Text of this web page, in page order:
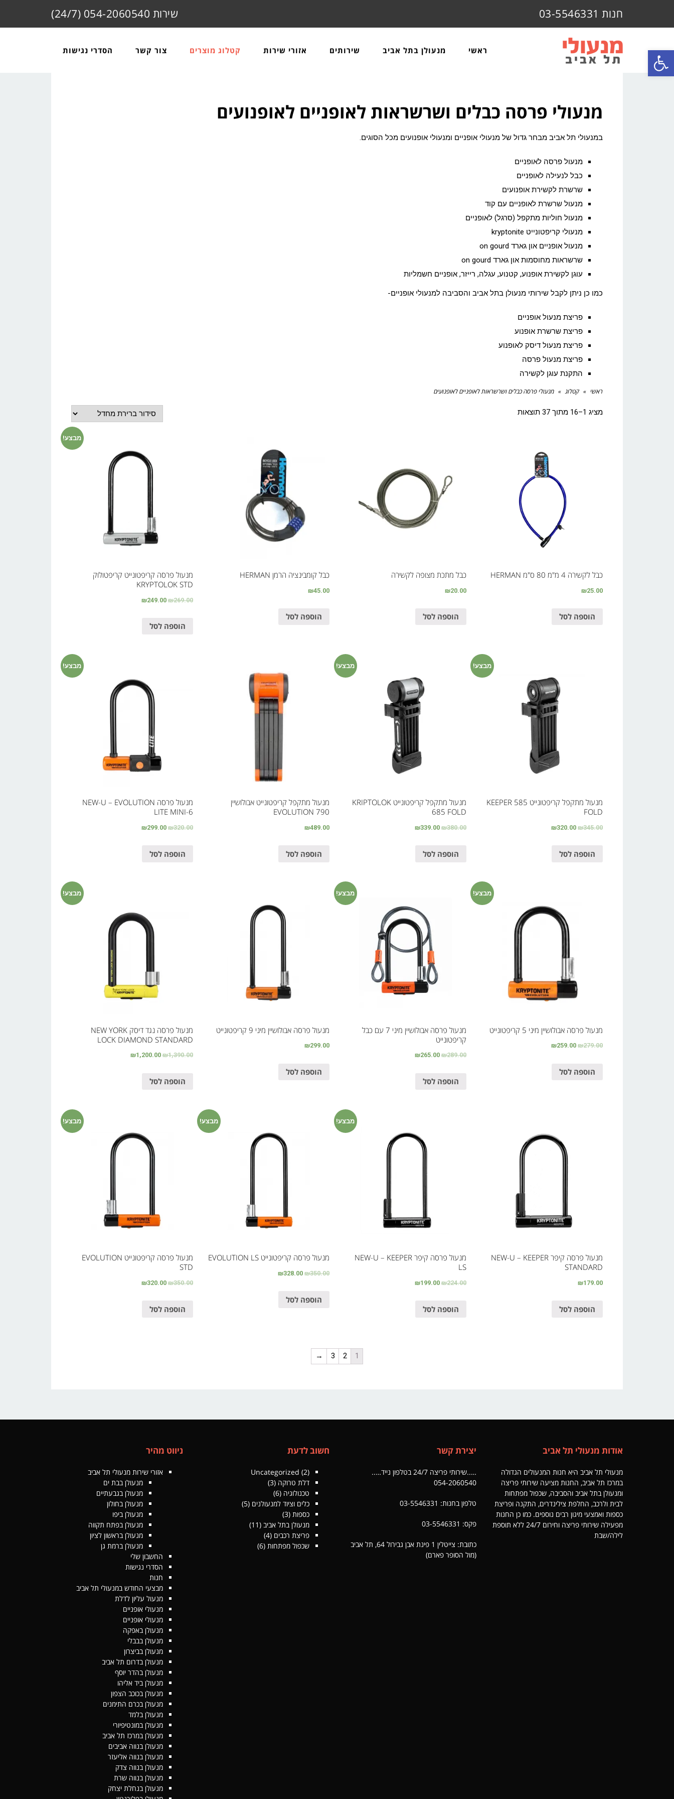
פתח סרגל נגישות
חנות 03-5546331 שירות 054-2060540 (24/7)
ראשי מנעולן בתל אביב שירותים אזורי שירות קטלוג מוצרים צור קשר הסדרי נגישות
מנעולי פרסה כבלים ושרשראות לאופניים לאופנועים
במנעולי תל אביב מבחר גדול של מנעולי אופניים ומנעולי אופנועים מכל הסוגים.
מנעול פרסה לאופניים
כבל לנעילה לאופניים
שרשרת לקשירת אופנועים
מנעול שרשרת לאופניים עם קוד
מנעול חוליות מתקפל (סרגל) לאופניים
מנעולי קריפטונייט kryptonite
מנעול אופניים און גארד on gourd
שרשראות מחוסמות און גארד on gourd
עוגן לקשירת אופנוע, קטנוע, עגלה, רייזר, אופניים חשמליות
כמו כן ניתן לקבל שירותי מנעולן בתל אביב והסביבה למנעולי אופניים-
פריצת מנעול אופניים
פריצת שרשרת אופנוע
פריצת מנעול דיסק לאופנוע
פריצת מנעול פרסה
התקנת עוגן לקשירה
ראשי » קטלוג » מנעולי פרסה כבלים ושרשראות לאופניים לאופנועים
מציג 1–16 מתוך 37 תוצאות
כבל לקשירה 4 מ"מ 80 ס"מ HERMAN
₪25.00
הוספה לסל
כבל מתכת מצופה לקשירה
₪20.00
הוספה לסל
כבל קומבינציה הרמן HERMAN
₪45.00
הוספה לסל
מבצע!
מנעול פרסה קריפטונייט קריפטולוק
KRYPTOLOK STD
₪269.00
₪249.00
הוספה לסל
מבצע!
מנעול מתקפל קריפטונייט KEEPER 585
FOLD
₪345.00
₪320.00
הוספה לסל
מבצע!
מנעול מתקפל קריפטונייט KRIPTOLOK
685 FOLD
₪380.00
₪339.00
הוספה לסל
מנעול מתקפל קריפטונייט אבולושיין
EVOLUTION 790
₪489.00
הוספה לסל
מבצע!
מנעול פרסה NEW-U – EVOLUTION
LITE MINI-6
₪320.00
₪299.00
הוספה לסל
מבצע!
מנעול פרסה אבולושיין מיני 5 קריפטונייט
₪279.00
₪259.00
הוספה לסל
מבצע!
מנעול פרסה אבולושיין מיני 7 עם כבל
קריפטונייט
₪289.00
₪265.00
הוספה לסל
מנעול פרסה אבולושיין מיני 9 קריפטונייט
₪299.00
הוספה לסל
מבצע!
מנעול פרסה נגד דיסק NEW YORK
LOCK DIAMOND STANDARD
₪1,390.00
₪1,200.00
הוספה לסל
מנעול פרסה קיפר NEW-U – KEEPER
STANDARD
₪179.00
הוספה לסל
מבצע!
מנעול פרסה קיפר NEW-U – KEEPER
LS
₪224.00
₪199.00
הוספה לסל
מבצע!
מנעול פרסה קריפטונייט EVOLUTION LS
₪350.00
₪328.00
הוספה לסל
מבצע!
מנעול פרסה קריפטונייט EVOLUTION
STD
₪350.00
₪320.00
הוספה לסל
1
2
3
→
אודות מנעולי תל אביב
מנעולי תל אביב היא חנות המנעולים הגדולה
במרכז תל אביב, החנות מציעה שירותי פריצה
ומנעולן בתל אביב והסביבה, שכפול מפתחות
לבית ולרכב, החלפת צילינדרים, התקנה ופריצת
כספות ואמצעי מיגון רבים נוספים. כמו כן החנות
מפעילה שירותי פריצה וחירום 24/7 ללא תוספת
לילה/שבת
יצירת קשר
…..שירותי פריצה 24/7 בטלפון נייד…..
054-2060540
טלפון בחנות: 03-5546331
פקס: 03-5546331
כתובת: צייטלין 1 פינת אבן גבירול 64, תל אביב
(מול הסופר פארם)
חשוב לדעת
Uncategorized (2)
דלת טרוקה (3)
טכנולוגיה (6)
כלים וציוד למנעולנים (5)
כספות (3)
מנעולן בתל אביב (11)
פריצת רכבים (4)
שכפול מפתחות (6)
ניווט מהיר
אזורי שירות מנעולי תל אביב
מנעולן בבת ים
מנעולן בגבעתיים
מנעולן בחולון
מנעולן ביפו
מנעולן בפתח תקווה
מנעולן בראשון לציון
מנעולן ברמת גן
החשבון שלי
הסדרי נגישות
חנות
מבצעי החודש במנעולי תל אביב
מנעול עליון לדלת
מנעולי אופניים
מנעולי אופניים
מנעולן באפקה
מנעולן בבבלי
מנעולן בביצרון
מנעולן בדרום תל אביב
מנעולן בהדר יוסף
מנעולן ביד אליהו
מנעולן בכוכב הצפון
מנעולן בכרם התימנים
מנעולן בלמד
מנעולן במונטיפיורי
מנעולן במרכז תל אביב
מנעולן בנווה אביבים
מנעולן בנווה אליעזר
מנעולן בנווה צדק
מנעולן בנווה שרת
מנעולן בנחלת יצחק